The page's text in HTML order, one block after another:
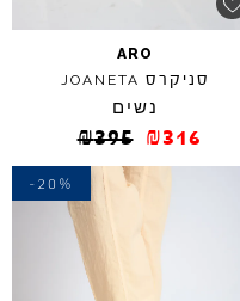
ARO
סניקרס JOANETA
נשים
₪395 ₪316
-20%